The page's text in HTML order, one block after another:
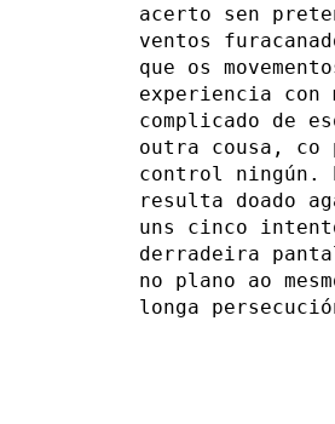
acerto sen
ventos
que os
experiencia
complicado de
outra cousa, co
control ningún.
resulta doado
uns cinco
derradeira
no plano ao
longa